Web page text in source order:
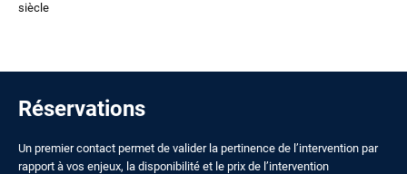
siècle
Réservations
Un premier contact permet de valider la pertinence de l’intervention par
rapport à vos enjeux, la disponibilité et le prix de l’intervention